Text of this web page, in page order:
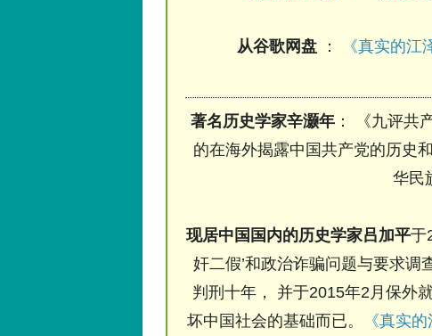
从谷歌网盘 ： 《真实的
著名历史学家辛灏年： 《九评共
的在海外揭露中国共产党的历史
华民
现居中国国内的历史学家吕加平于
奸二假’和政治诈骗问题与要求调
判刑十年， 并于2015年2月保外
坏中国社会的基础而已。
《真实的